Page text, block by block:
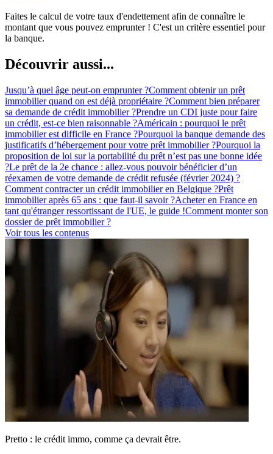
Faites le calcul de votre taux d'endettement afin de connaître le
montant que vous pouvez emprunter ! C'est un critère essentiel pour
la banque.
Découvrir aussi...
Jusqu’à quel âge peut-on emprunter ?Comment obtenir un prêt
immobilier quand on est déjà propriétaire ?Comment bien préparer
sa demande de crédit immobilier ?Prendre un CDI juste pour faire
un crédit, est-ce bien raisonnable ?Américain : pourquoi le prêt
immobilier est difficile en France ?Pourquoi la banque demande des
justificatifs d’hébergement pour votre prêt immobilier ?Pourquoi la
proposition de loi sur la portabilité du prêt n’est pas une bonne idée
?Le prêt de la 2e chance : allez-vous pouvoir bénéficier d’un
réexamen de votre demande de crédit refusée (février 2024) ?
Comment contracter un crédit immobilier en Belgique ?Prêt
immobilier après 65 ans : que faut-il savoir ?Acheter en France en
tant qu'étranger ressortissant de l'UE, le guide !Comment monter son
dossier de prêt immobilier ?
Voir tous les contenus
Pretto : le crédit immo, comme ça devrait être.